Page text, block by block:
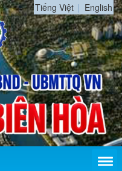
Tiếng Việt English